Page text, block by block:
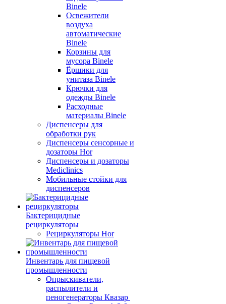
Binele
Освежители
воздуха
автоматические
Binele
Корзины для
мусора Binele
Ёршики для
унитаза Binele
Крючки для
одежды Binele
Расходные
материалы Binele
Диспенсеры для
обработки рук
Диспенсеры сенсорные и
дозаторы Hor
Диспенсеры и дозаторы
Mediclinics
Мобильные стойки для
диспенсеров
Бактерицидные
рециркуляторы
Рециркуляторы Hor
Инвентарь для пищевой
промышленности
Опрыскиватели,
распылители и
пеногенераторы Квазар